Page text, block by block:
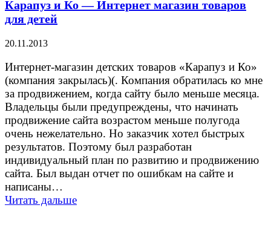
Карапуз и Ко — Интернет магазин товаров
для детей
20.11.2013
Интернет-магазин детских товаров «Карапуз и Ко»
(компания закрылась)(. Компания обратилась ко мне
за продвижением, когда сайту было меньше месяца.
Владельцы были предупреждены, что начинать
продвижение сайта возрастом меньше полугода
очень нежелательно. Но заказчик хотел быстрых
результатов. Поэтому был разработан
индивидуальный план по развитию и продвижению
сайта. Был выдан отчет по ошибкам на сайте и
написаны…
Читать дальше